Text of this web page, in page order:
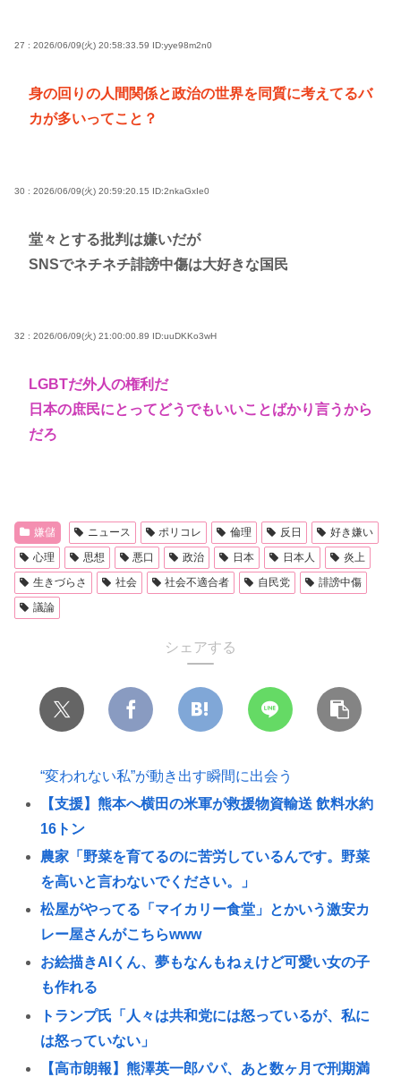
27 : 2026/06/09(火) 20:58:33.59 ID:yye98m2n0
身の回りの人間関係と政治の世界を同質に考えてるバ
カが多いってこと？
30 : 2026/06/09(火) 20:59:20.15 ID:2nkaGxIe0
堂々とする批判は嫌いだが
SNSでネチネチ誹謗中傷は大好きな国民
32 : 2026/06/09(火) 21:00:00.89 ID:uuDKKo3wH
LGBTだ外人の権利だ
日本の庶民にとってどうでもいいことばかり言うから
だろ
嫌儲 ニュース ポリコレ 倫理 反日
好き嫌い
心理
思想 悪口 政治 日本 日本人
炎上
生きづらさ
社会 社会不適合者 自民党
誹謗中傷
議論
シェアする
“変われない私”が動き出す瞬間に出会う
【支援】熊本へ横田の米軍が救援物資輸送 飲料水約
16トン
農家「野菜を育てるのに苦労しているんです。野菜
を高いと言わないでください。」
松屋がやってる「マイカリー食堂」とかいう激安カ
レー屋さんがこちらwww
お絵描きAIくん、夢もなんもねぇけど可愛い女の子
も作れる
トランプ氏「人々は共和党には怒っているが、私に
は怒っていない」
【高市朗報】熊澤英一郎パパ、あと数ヶ月で刑期満